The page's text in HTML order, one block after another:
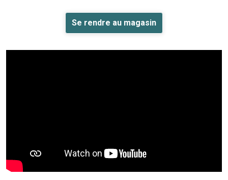
Se rendre au magasin